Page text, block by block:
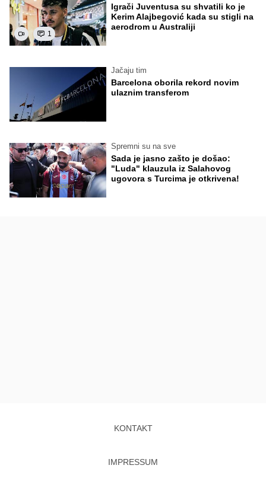
1
Igrači Juventusa su shvatili ko je
Kerim Alajbegović kada su stigli na
aerodrom u Australiji
Jačaju tim
Barcelona oborila rekord novim
ulaznim transferom
Spremni su na sve
Sada je jasno zašto je došao:
"Luda" klauzula iz Salahovog
ugovora s Turcima je otkrivena!
KONTAKT
IMPRESSUM